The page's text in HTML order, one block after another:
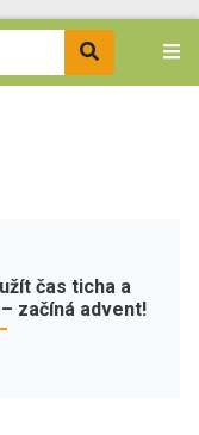
čas ticha a
začíná advent!